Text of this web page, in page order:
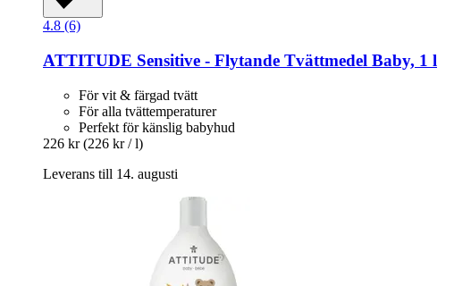
4.8 (6)
ATTITUDE Sensitive -​ Flytande Tvättmedel Baby, 1 l
För vit & färgad tvätt
För alla tvättemperaturer
Perfekt för känslig babyhud
226 kr (226 kr / l)
Leverans till 14. augusti